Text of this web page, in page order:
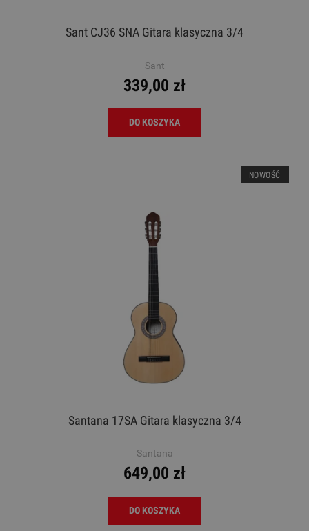
Sant CJ36 SNA Gitara klasyczna 3/4
Sant
339,00 zł
DO KOSZYKA
Santana 17SA Gitara klasyczna 3/4
Santana
649,00 zł
DO KOSZYKA
NOWOŚĆ